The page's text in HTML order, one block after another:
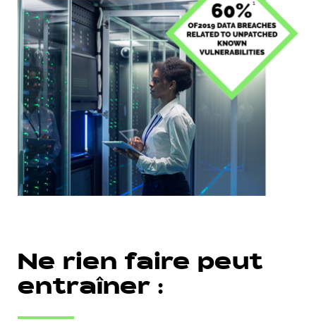
Ne rien faire peut
entraîner :